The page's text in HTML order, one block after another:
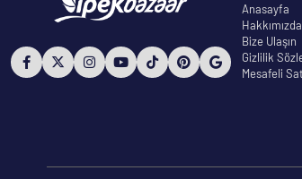
Anasayfa
Hakkımızda
Bize Ulaşın
Gizlilik
Mesafeli